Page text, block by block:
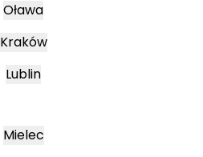
Oława
Kraków
Lublin
Mielec